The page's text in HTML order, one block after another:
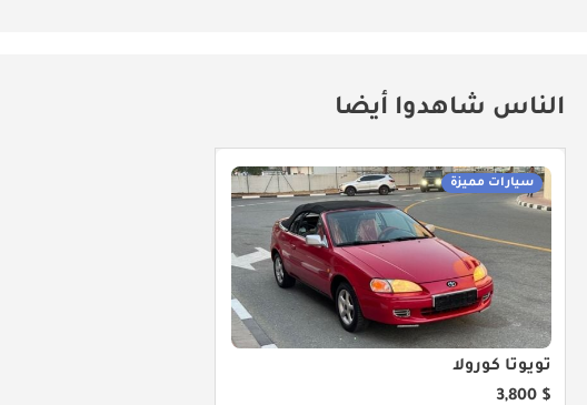
الناس شاهدوا أيضا
سيارات مميزة
تويوتا كورولا
$ 3,800